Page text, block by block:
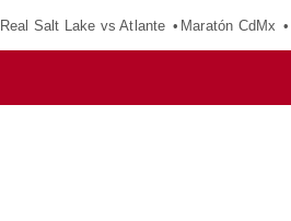
Real Salt Lake vs Atlante Maratón CdMx